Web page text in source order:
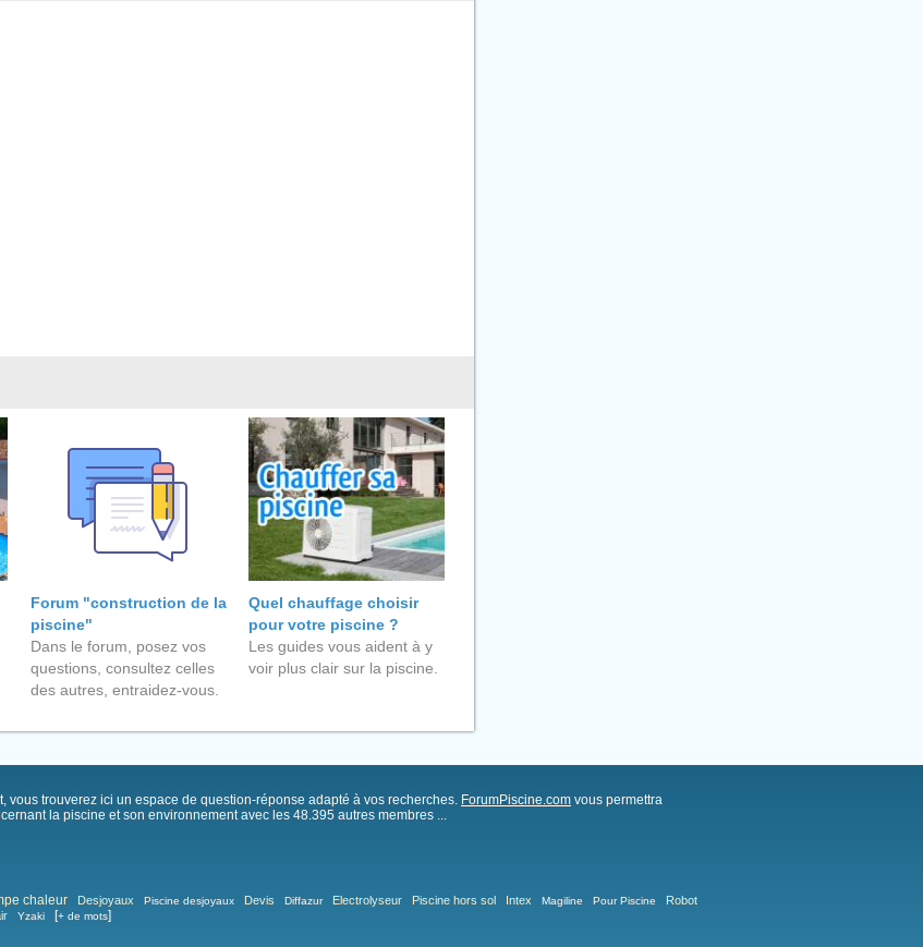
Forum "construction de la
piscine"
Dans le forum, posez vos
questions, consultez celles
des autres, entraidez-vous.
Quel chauffage choisir
pour votre piscine ?
Les guides vous aident à y
voir plus clair sur la piscine.
vous trouverez ici un espace de question-réponse adapté à vos recherches. ForumPiscine.com vous permettra
la piscine et son environnement avec les 48.395 autres membres ...
chaleur Desjoyaux Piscine desjoyaux Devis Diffazur Electrolyseur Piscine hors sol Intex Magiline Pour Piscine
Robot
Yzaki [+ de mots]